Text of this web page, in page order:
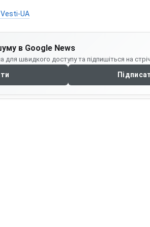
UA
в Google News
для швидкого доступу та підпишіться на